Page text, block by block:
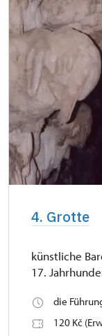
4. Grotte
künstliche
17.
die
120 Kč